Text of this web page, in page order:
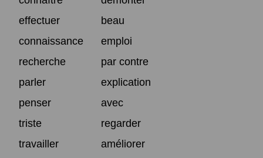
effectuer
beau
connaissance
emploi
recherche
par contre
parler
explication
penser
avec
triste
regarder
travailler
améliorer